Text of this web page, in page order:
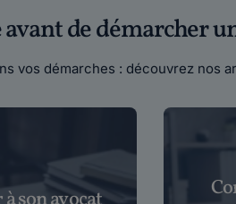
de démarcher
vos démarches : découvrez nos